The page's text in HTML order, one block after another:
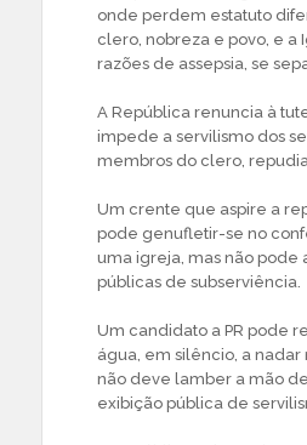
onde perdem estatuto
clero, nobreza e povo, e a
razões de assepsia, se
A República renuncia à
impede a servilismo dos
membros do clero,
Um crente que aspire a
pode genufletir-se no
uma igreja, mas não
públicas de subserviência.
Um candidato a PR pode
água, em silêncio, a nadar
não deve lamber a mão
exibição pública de